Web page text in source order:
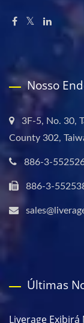
Nosso
3F-5, No. 30,
County 302,
886-3-
886-3-
Últimas
Liverage Exibirá